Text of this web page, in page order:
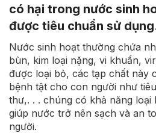
có hại trong nước sinh
được tiêu chuẩn sử
Nước sinh hoạt thường chứa
bùn, kim loại nặng, vi khuẩn,
được loại bỏ, các tạp chất này
bệnh tật cho con người như
thư,. . . chúng có khả năng loại
giúp nước trở nên sạch và an
người.